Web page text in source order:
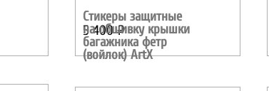
Стикеры защитные
на обшивку крышки
багажника фетр
(войлок) ArtX
5 400₽